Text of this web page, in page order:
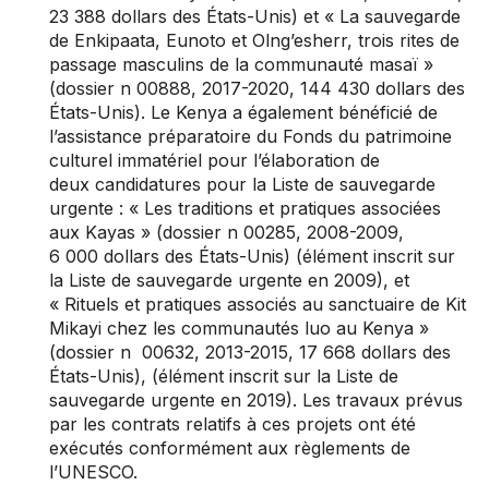
23 388 dollars des États-Unis) et « La sauvegarde
de Enkipaata, Eunoto et Olng’esherr, trois rites de
passage masculins de la communauté masaï »
(dossier n 00888, 2017-2020, 144 430 dollars des
États-Unis). Le Kenya a également bénéficié de
l’assistance préparatoire du Fonds du patrimoine
culturel immatériel pour l’élaboration de
deux candidatures pour la Liste de sauvegarde
urgente : « Les traditions et pratiques associées
aux Kayas » (dossier n 00285, 2008-2009,
6 000 dollars des États-Unis) (élément inscrit sur
la Liste de sauvegarde urgente en 2009), et
« Rituels et pratiques associés au sanctuaire de Kit
Mikayi chez les communautés luo au Kenya »
(dossier n 00632, 2013-2015, 17 668 dollars des
États-Unis), (élément inscrit sur la Liste de
sauvegarde urgente en 2019). Les travaux prévus
par les contrats relatifs à ces projets ont été
exécutés conformément aux règlements de
l’UNESCO.